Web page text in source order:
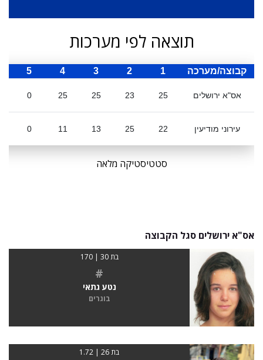
תוצאה לפי מערכות
קבוצה/מערכה 1
2
3
4
5
אס"א ירושלים 25
23
25
25
0
עירוני מודיעין 22
25
13
11
0
סטטיסטיקה מלאה
אס"א ירושלים סגל הקבוצה
בת 30 | 170
#
נטע גתאי
בוגרים
בת 26 | 1.72